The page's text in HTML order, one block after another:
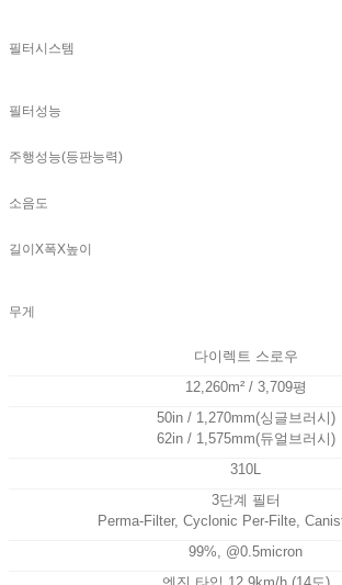
필터시스템
필터성능
주행성능(등판능력)
소음도
길이X폭X높이
무게
다이렉트 스로우
12,260m² / 3,709평
50in / 1,270mm(싱글브러시)
62in / 1,575mm(듀얼브러시)
310L
3단계 필터
Perma-Filter, Cyclonic Per-Filte,
99%, @0.5micron